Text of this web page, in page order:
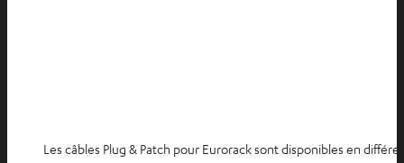
Les câbles Plug & Patch pour Eurorack sont disponibles en